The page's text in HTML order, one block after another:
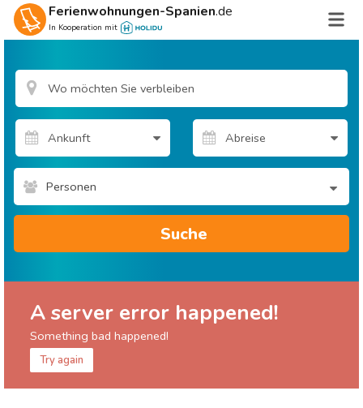
Ferienwohnungen-Spanien.de
In Kooperation mit
Personen
Suche
A server error happened!
Something bad happened!
Try again